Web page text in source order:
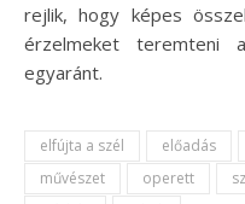
rejlik, hogy képes
érzelmeket teremteni
egyaránt.
elfújta a szél előadás
művészet
operett